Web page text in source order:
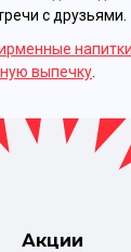
с друзьями.
напитки
выпечку.
Акции